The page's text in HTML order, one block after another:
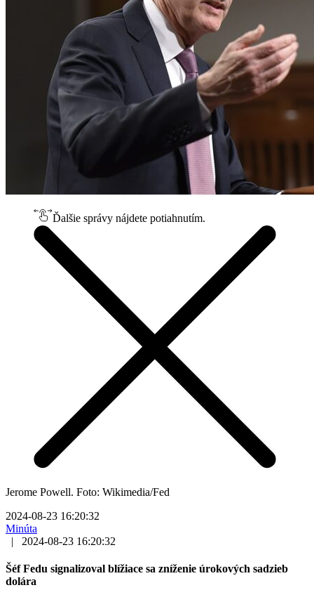
Ďalšie správy nájdete potiahnutím.
Jerome Powell. Foto: Wikimedia/Fed
2024-08-23 16:20:32
Minúta
|
2024-08-23 16:20:32
Šéf Fedu signalizoval blížiace sa zníženie úrokových sadzieb
dolára